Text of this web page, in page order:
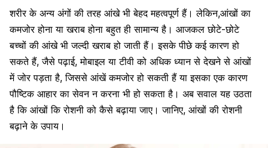
शरीर के अन्य अंगों की तरह आंखे भी बेहद महत्वपूर्ण हैं। लेकिन,आंखों का
कमजोर होना या खराब होना बहुत ही सामान्य है। आजकल छोटे-छोटे
बच्चों की आंखे भी जल्दी खराब हो जाती हैं। इसके पीछे कई कारण हो
सकते हैं, जैसे पढ़ाई, मोबाइल या टीवी को अधिक ध्यान से देखने से आंखों
में जोर पड़ता है, जिससे आंखें कमजोर हो सकती हैं या इसका एक कारण
पौष्टिक आहारका सेवन न करना भी हो सकता है। अब सवाल यह उठता
है कि आंखों कि रोशनी को कैसे बढ़ाया जाए। जानिए, आंखों की रोशनी
बढ़ाने के उपाय।